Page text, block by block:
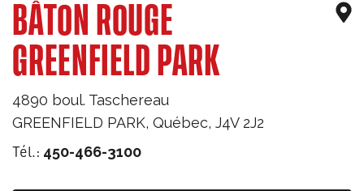
BÂTON ROUGE
GREENFIELD PARK
4890 boul. Taschereau
GREENFIELD PARK, Québec, J4V 2J2
Tél.: 450-466-3100